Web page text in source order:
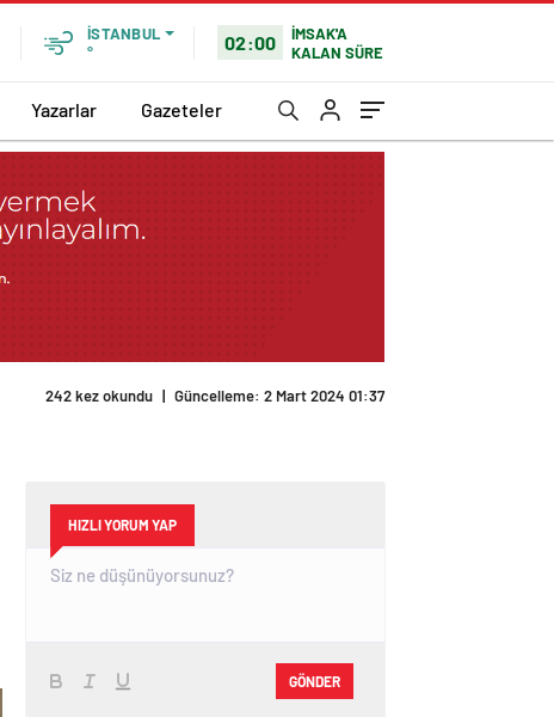
İSTANBUL
°
02:00
İMSAK'A
KALAN SÜRE
Yazarlar Gazeteler
242 kez okundu | Güncelleme: 2 Mart 2024 01:37
HIZLI YORUM YAP
GÖNDER